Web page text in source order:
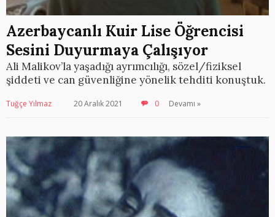
Azerbaycanlı Kuir Lise Öğrencisi
Sesini Duyurmaya Çalışıyor
Ali Malikov’la yaşadığı ayrımcılığı, sözel/fiziksel
şiddeti ve can güvenliğine yönelik tehditi konuştuk.
Tuğçe Yılmaz 20 Aralık 2021 0 Devamı »